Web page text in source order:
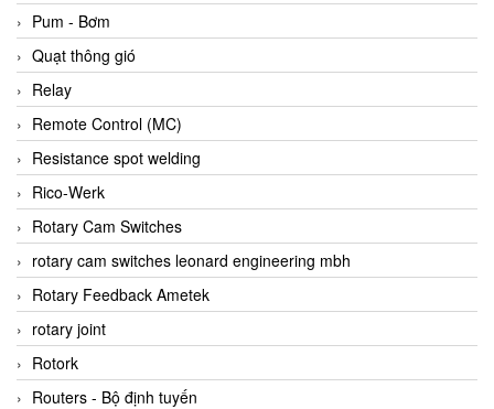
BlackBox Vietnam
BLAGDON PUMP
Bloom Engineering
Boneng
Bopp & Reuther Messtechnik
Bosch
Boydcorp
BRAUN Vietnam
Brinkmann Pumpen
BRONKHORST
Brook Instrument
Brooks Instrument Vietnam
Pum - Bơm
Quạt thông gió
Relay
Remote Control (MC)
Resistance spot welding
Rico-Werk
Rotary Cam Switches
rotary cam switches leonard engineering mbh
Rotary Feedback Ametek
rotary joint
Rotork
Routers - Bộ định tuyến